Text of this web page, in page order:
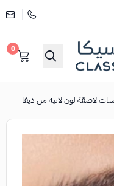
0
لاصقة لون لاتيه من ديفا